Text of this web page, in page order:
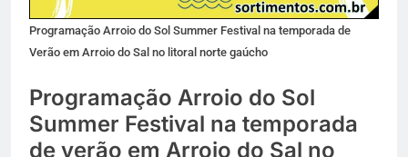
Programação Arroio do Sol Summer Festival na temporada de
Verão em Arroio do Sal no litoral norte gaúcho
Programação Arroio do Sol
Summer Festival na temporada
de verão em Arroio do Sal no